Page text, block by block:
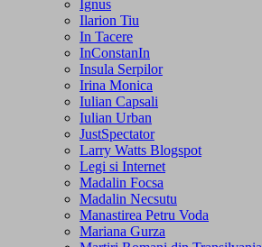
Ignus
Ilarion Tiu
In Tacere
InConstanIn
Insula Serpilor
Irina Monica
Iulian Capsali
Iulian Urban
JustSpectator
Larry Watts Blogspot
Legi si Internet
Madalin Focsa
Madalin Necsutu
Manastirea Petru Voda
Mariana Gurza